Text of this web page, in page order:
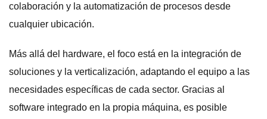
colaboración y la automatización de procesos desde
cualquier ubicación.
Más allá del hardware, el foco está en la integración de
soluciones y la verticalización, adaptando el equipo a las
necesidades específicas de cada sector. Gracias al
software integrado en la propia máquina, es posible